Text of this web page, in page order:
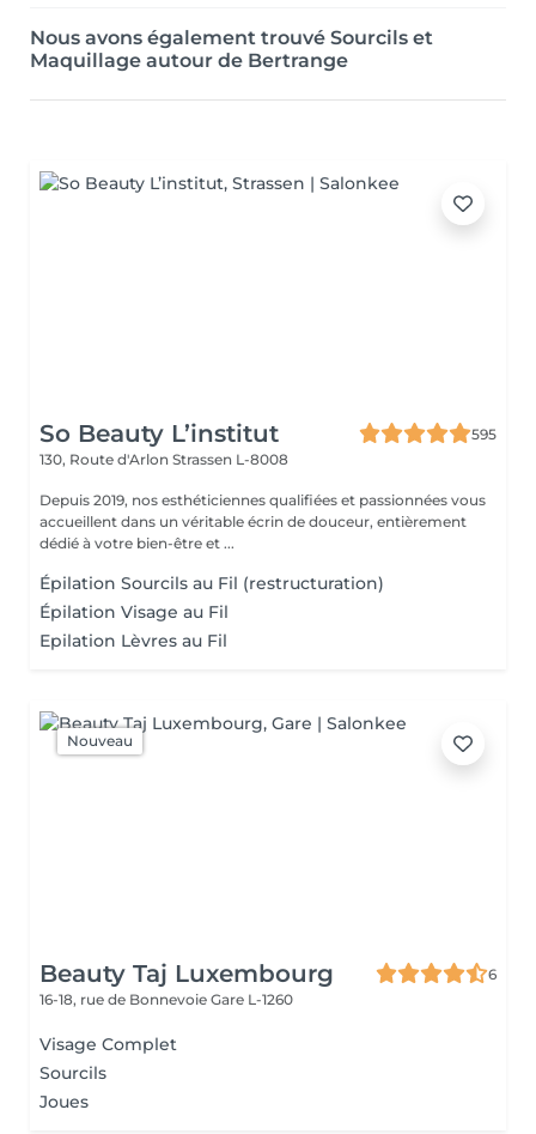
Nous avons également trouvé Sourcils et
Maquillage autour de Bertrange
So Beauty L’institut
595
130, Route d'Arlon Strassen L-8008
Depuis 2019, nos esthéticiennes qualifiées et passionnées vous
accueillent dans un véritable écrin de douceur, entièrement
dédié à votre bien-être et ...
Épilation Sourcils au Fil (restructuration)
Épilation Visage au Fil
Epilation Lèvres au Fil
Nouveau
Beauty Taj Luxembourg
6
16-18, rue de Bonnevoie Gare L-1260
Visage Complet
Sourcils
Joues